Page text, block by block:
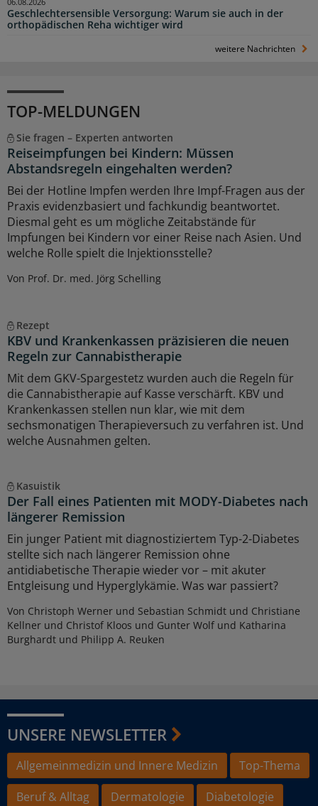
Geschlechtersensible Versorgung: Warum sie auch in der
orthopädischen Reha wichtiger wird
weitere Nachrichten
TOP-MELDUNGEN
Sie fragen – Experten antworten
Reiseimpfungen bei Kindern: Müssen
Abstandsregeln eingehalten werden?
Bei der Hotline Impfen werden Ihre Impf-Fragen aus der
Praxis evidenzbasiert und fachkundig beantwortet.
Diesmal geht es um mögliche Zeitabstände für
Impfungen bei Kindern vor einer Reise nach Asien. Und
welche Rolle spielt die Injektionsstelle?
Von Prof. Dr. med. Jörg Schelling
Rezept
KBV und Krankenkassen präzisieren die neuen
Regeln zur Cannabistherapie
Mit dem GKV-Spargestetz wurden auch die Regeln für
die Cannabistherapie auf Kasse verschärft. KBV und
Krankenkassen stellen nun klar, wie mit dem
sechsmonatigen Therapieversuch zu verfahren ist. Und
welche Ausnahmen gelten.
Kasuistik
Der Fall eines Patienten mit MODY-Diabetes nach
längerer Remission
Ein junger Patient mit diagnostiziertem Typ-2-Diabetes
stellte sich nach längerer Remission ohne
antidiabetische Therapie wieder vor – mit akuter
Entgleisung und Hyperglykämie. Was war passiert?
Von Christoph Werner und Sebastian Schmidt und Christiane
Kellner und Christof Kloos und Gunter Wolf und Katharina
Burghardt und Philipp A. Reuken
UNSERE NEWSLETTER
Allgemeinmedizin und Innere Medizin
Top-Thema
Beruf & Alltag
Dermatologie
Diabetologie